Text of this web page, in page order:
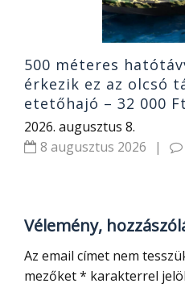
500 méteres
érkezik ez az olcsó
etetőhajó – 32 000 Ft
2026. augusztus 8.
8 augusztus 2026
|
Vélemény,
Az email címet nem
mezőket* karakterrel